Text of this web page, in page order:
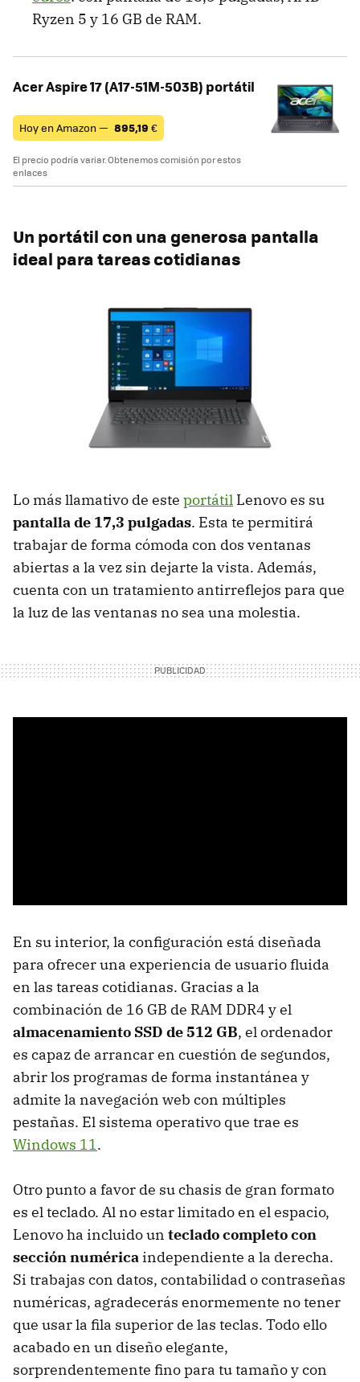
Ryzen 5 y 16 GB de RAM.
Acer Aspire 17 (A17-51M-503B) portátil
Hoy en Amazon — 895,19 €
El precio podría variar. Obtenemos comisión por estos
enlaces
Un portátil con una generosa pantalla
ideal para tareas cotidianas
Lo más llamativo de este portátil Lenovo es su
pantalla de 17,3 pulgadas. Esta te permitirá
trabajar de forma cómoda con dos ventanas
abiertas a la vez sin dejarte la vista. Además,
cuenta con un tratamiento antirreflejos para que
la luz de las ventanas no sea una molestia.
En su interior, la configuración está diseñada
para ofrecer una experiencia de usuario fluida
en las tareas cotidianas. Gracias a la
combinación de 16 GB de RAM DDR4 y el
almacenamiento SSD de 512 GB, el ordenador
es capaz de arrancar en cuestión de segundos,
abrir los programas de forma instantánea y
admite la navegación web con múltiples
pestañas. El sistema operativo que trae es
Windows 11.
Otro punto a favor de su chasis de gran formato
es el teclado. Al no estar limitado en el espacio,
Lenovo ha incluido un teclado completo con
sección numérica independiente a la derecha.
Si trabajas con datos, contabilidad o contraseñas
numéricas, agradecerás enormemente no tener
que usar la fila superior de las teclas. Todo ello
acabado en un diseño elegante,
sorprendentemente fino para tu tamaño y con